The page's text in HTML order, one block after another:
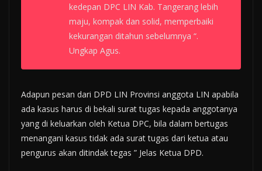
kedepan DPC LIN Kab. Tangerang lebih
maju, kompak dan solid, memperbaiki
kekurangan ditahun sebelumnya “.
Ungkap Agus.
Adapun pesan dari DPD LIN Provinsi anggota LIN apabila
ada kasus harus di bekali surat tugas kepada anggotanya
yang di keluarkan oleh Ketua DPC, bila dalam bertugas
menangani kasus tidak ada surat tugas dari ketua atau
pengurus akan ditindak tegas ” Jelas Ketua DPD.